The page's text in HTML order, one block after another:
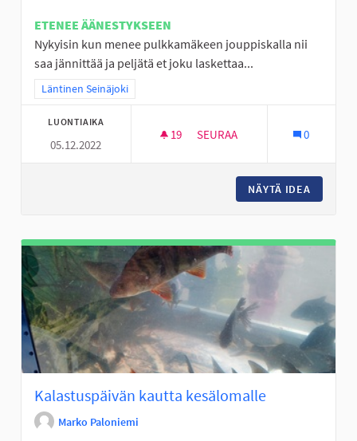
ETENEE ÄÄNESTYKSEEN
Nykyisin kun menee pulkkamäkeen jouppiskalla nii
saa jännittää ja peljätä et joku laskettaa...
Rajaa tulokset teeman mukaan: Läntinen Seinäjoki
Läntinen Seinäjoki
LUONTIAIKA
05.12.2022
19 19 SEURAAJAA
SEURAA 0
NÄYTÄ IDEA
Kalastuspäivän kautta kesälomalle
Marko Paloniemi